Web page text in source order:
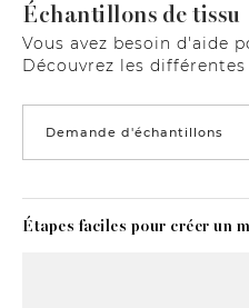
Échantillons de tissu
Vous avez besoin d'aide
Découvrez les
Demande d'échantillons
Étapes faciles pour créer un